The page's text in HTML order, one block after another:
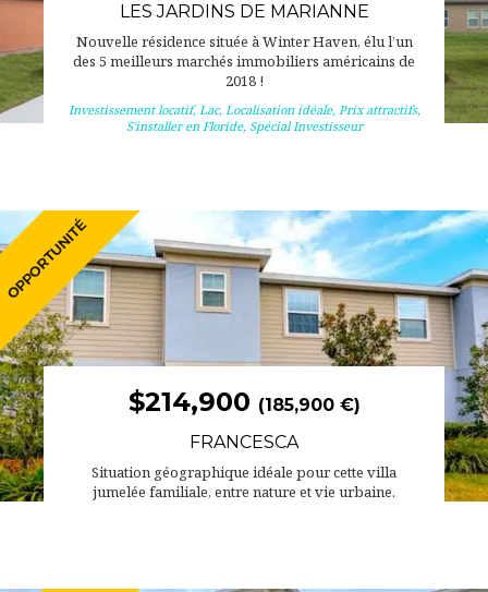
LES JARDINS DE MARIANNE
Nouvelle résidence située à Winter Haven, élu l’un
des 5 meilleurs marchés immobiliers américains de
2018 !
Investissement locatif, Lac, Localisation idéale, Prix attractifs,
S'installer en Floride, Spécial Investisseur
$214,900 (185,900 €)
FRANCESCA
Situation géographique idéale pour cette villa
jumelée familiale, entre nature et vie urbaine.